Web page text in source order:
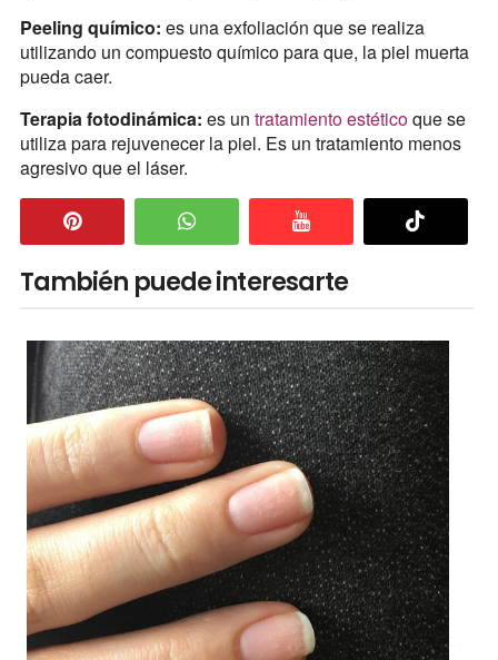
Peeling químico: es una exfoliación que se realiza
utilizando un compuesto químico para que, la piel muerta
pueda caer.
Terapia fotodinámica: es un tratamiento estéticoque se
utiliza para rejuvenecer la piel. Es un tratamiento menos
agresivo que el láser.
También puede interesarte